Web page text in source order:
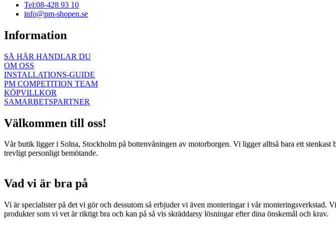
Tel:08-428 93 10
info@pm-shopen.se
Information
SÅ HÄR HANDLAR DU
OM OSS
INSTALLATIONS-GUIDE
PM COMPETITION TEAM
KÖPVILLKOR
SAMARBETSPARTNER
Välkommen till oss!
Vår butik ligger i Solna, Stockholm på bottenvåningen av motorborgen. Vi ligger alltså bara ett
trevligt personligt bemötande.
Vad vi är bra på
Vi är specialister på det vi gör och dessutom så erbjuder vi även monteringar i vår monteringsverkstad.
produkter som vi vet är riktigt bra och kan på så vis skräddarsy lösningar efter dina önskemål och krav.